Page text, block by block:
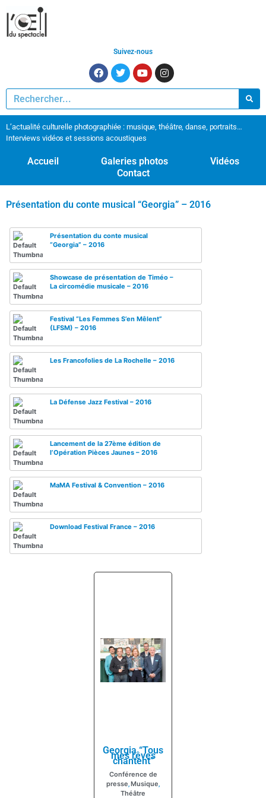
Suivez-nous
L’actualité culturelle photographiée : musique, théâtre, danse, portraits…
Interviews vidéos et sessions acoustiques
Accueil Galeries photos
Vidéos
Contact
Présentation du conte musical “Georgia” – 2016
Présentation du conte musical
“Georgia” – 2016
Showcase de présentation de Timéo –
La circomédie musicale – 2016
Festival “Les Femmes S’en Mêlent”
(LFSM) – 2016
Les Francofolies de La Rochelle – 2016
La Défense Jazz Festival – 2016
Lancement de la 27ème édition de
l’Opération Pièces Jaunes – 2016
MaMA Festival & Convention – 2016
Download Festival France – 2016
Georgia “Tous
mes rêves
chantent”
Conférence de
presse,Musique,
Théâtre